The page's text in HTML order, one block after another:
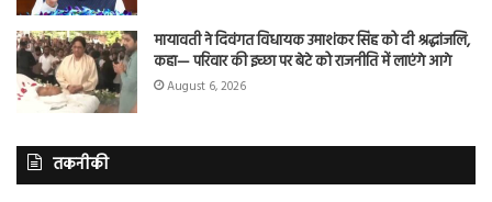
मायावती ने दिवंगत विधायक उमाशंकर सिंह को दी श्रद्धांजलि,
कहा— परिवार की इच्छा पर बेटे को राजनीति में लाएंगे आगे
August 6, 2026
तकनीकी